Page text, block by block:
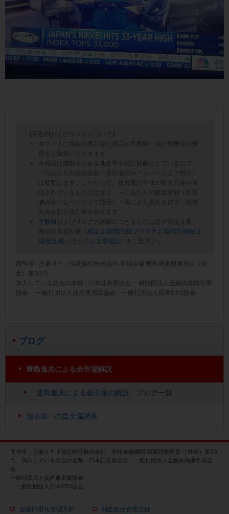
ブログ
豊島逸夫による金市場解説
豊島逸夫による金市場の解説 ブログ一覧
池水雄一の貴金属講座
【手数料およびリスクについて】
本サイトに掲載の商品毎に所定の手数料・信託報酬等の費
用をご負担いただきます。
本商品は値動きのある地金等を信託財産としているので、
一口あたりの純資産額（受託者のホームページ上で開示）
は変動します。したがって、投資家の皆様の投資元金が保
証されているものではなく、一口あたりの純資産額（受託
者のホームページ上で開示）下落により損失を被り、投資
元金を割り込む事があります。
手数料
および リスク
の詳細につきましては必ず目論見書・
有価証券届出書（ 純金上場信託 /純プラチナ上場信託 /純銀上
場信託 /純パラジウム上場信託 ）をご覧下さい。
商号等 : 三菱ＵＦＪ信託銀行株式会社 登録金融機関 関東財務局長（登
金）第33号
加入している協会の名称 : 日本証券業協会 一般社団法人金融先物取引業
協会 一般社団法人資産運用業協会 一般社団法人日本STO協会
商号等：三菱ＵＦＪ信託銀行株式会社 登録金融機関 関東財務局長 （登金）第33
号 加入している協会の名称：日本証券業協会 一般社団法人金融先物取引業協
会
一般社団法人資産運用業協会
一般社団法人日本STO協会
金融円滑化管理方針 利益相反管理方針